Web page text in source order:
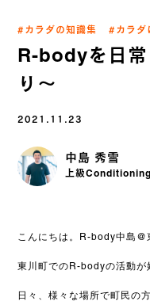
#カラダの知識集 #カラダ
R-bodyを日
り〜
2021.11.23
中島 秀雪
上級
こんにちは。R-body中島@
東川町でのR-bodyの活動が
日々、様々な場所で町民の